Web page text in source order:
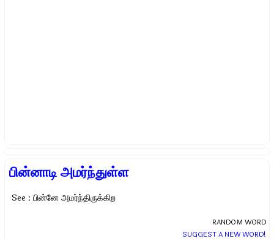
பின்னாடி அமர்ந்துள்ள
See : பின்னே அமர்ந்திருக்கிற
RANDOM WORD
SUGGEST A NEW WORD!